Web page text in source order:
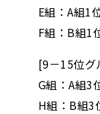
E組：A組1
F組：B組1
[9－15位グ
G組：A組3
H組：B組3